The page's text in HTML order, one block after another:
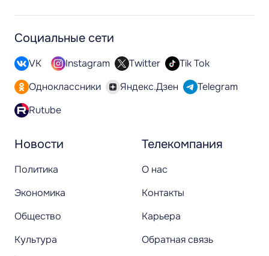
Новости
Политика
Экономика
Общество
Культура
Телекомпания
О нас
Контакты
Карьера
Обратная связь
Социальные сети
VK Instagram Twitter
Tik Tok
Одноклассники
Яндекс.Дзен
Telegram
Rutube